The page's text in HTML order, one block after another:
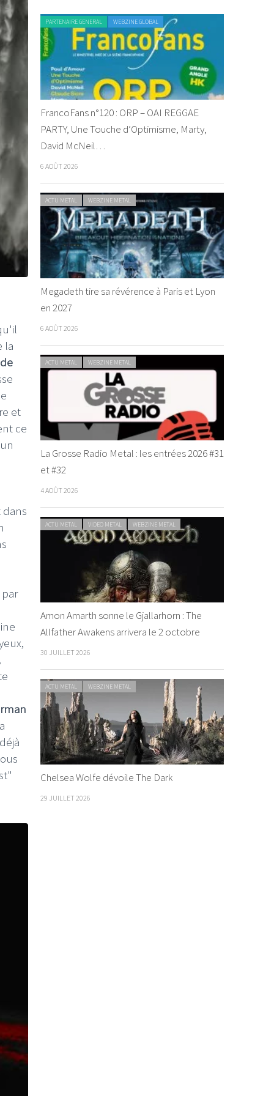
la
et
ce
PARTENAIRE GENERAL WEBZINE GLOBAL
FrancoFans n°120 : ORP – OAI REGGAE
PARTY, Une Touche d’Optimisme, Marty,
David McNeil…
6 AOÛT 2026
ACTU METAL WEBZINE METAL
Megadeth tire sa révérence à Paris et Lyon
en 2027
6 AOÛT 2026
ACTU METAL WEBZINE METAL
La Grosse Radio Metal : les entrées 2026 #31
et #32
4 AOÛT 2026
ACTU METAL VIDEO METAL WEBZINE METAL
Amon Amarth sonne le Gjallarhorn : The
Allfather Awakens arrivera le 2 octobre
30 JUILLET 2026
ACTU METAL WEBZINE METAL
Chelsea Wolfe dévoile The Dark
29 JUILLET 2026